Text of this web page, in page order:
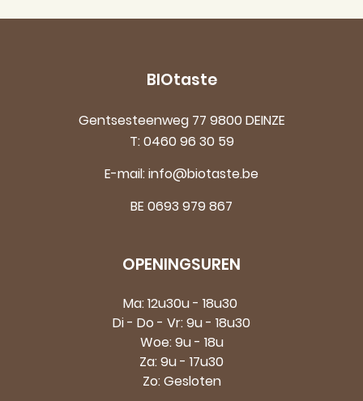
BIOtaste
Gentsesteenweg 77 9800 DEINZE
T:0460 96 30 59
E-mail:info@biotaste.be
BE 0693 979 867
OPENINGSUREN
Ma: 12u30u - 18u30
Di - Do - Vr: 9u - 18u30
Woe: 9u - 18u
Za: 9u - 17u30
Zo: Gesloten